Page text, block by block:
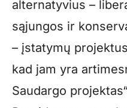
alternatyvius –
sąjungos ir
– įstatymų
kad jam yra
Saudargo